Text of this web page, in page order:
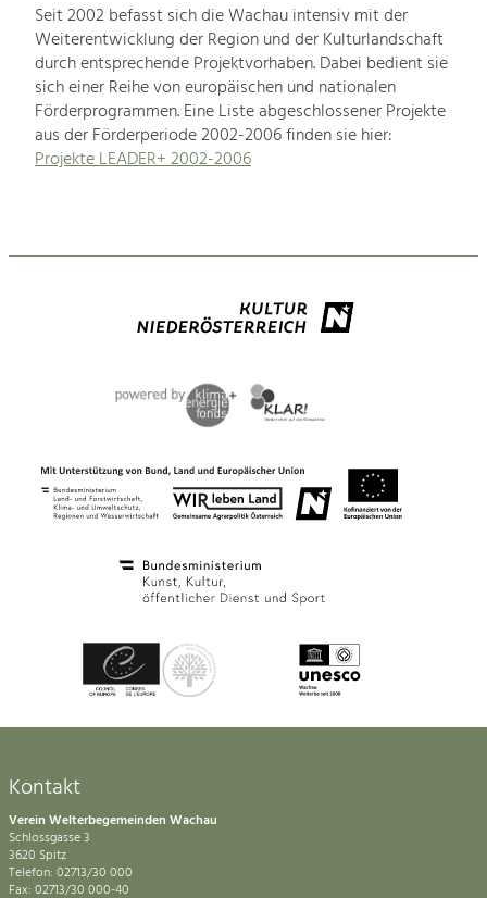
Seit 2002 befasst sich die Wachau intensiv mit der
Weiterentwicklung der Region und der Kulturlandschaft
durch entsprechende Projektvorhaben. Dabei bedient sie
sich einer Reihe von europäischen und nationalen
Förderprogrammen. Eine Liste abgeschlossener Projekte
aus der Förderperiode 2002-2006 finden sie hier:
Projekte LEADER+ 2002-2006
Kontakt
Verein Welterbegemeinden Wachau
Schlossgasse 3
3620 Spitz
Telefon: 02713/30 000
Fax: 02713/30 000-40